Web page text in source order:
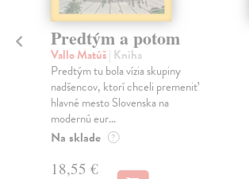
Predtým a potom
Vallo Matúš| Kniha
Predtým tu bola vízia skupiny
nadšencov, ktorí chceli premeniť
hlavné mesto Slovenska na
modernú eur...
Na sklade ?
18,55 €